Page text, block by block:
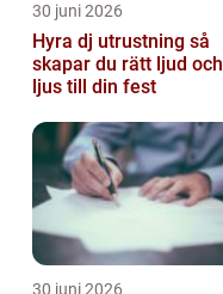
30 juni 2026
Hyra dj utrustning så
skapar du rätt ljud och
ljus till din fest
30 juni 2026